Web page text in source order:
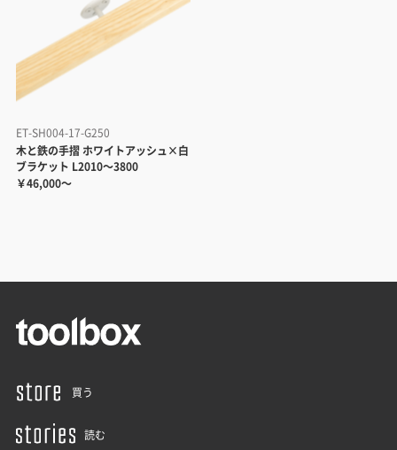
ET-SH004-17-G250
木と鉄の手摺 ホワイトアッシュ×白
ブラケット L2010～3800
￥46,000～
買う
読む